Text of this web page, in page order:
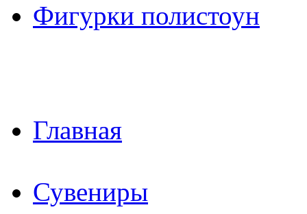
Фигурки полистоун
Главная
Сувениры